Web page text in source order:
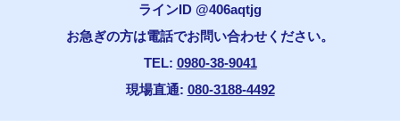
ラインID @406aqtjg
お急ぎの方は電話でお問い合わせください。
TEL: 0980-38-9041
現場直通: 080-3188-4492